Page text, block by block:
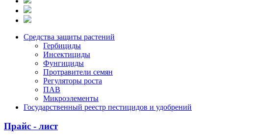
Средства защиты растений
Гербициды
Инсектициды
Фунгициды
Протравители семян
Регуляторы роста
ПАВ
Микроэлементы
Государственный реестр пестицидов и удобрений
Прайс - лист